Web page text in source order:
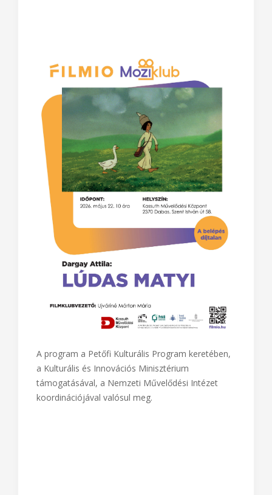
A program a Petőfi Kulturális Program keretében,
a Kulturális és Innovációs Minisztérium
támogatásával, a Nemzeti Művelődési Intézet
koordinációjával valósul meg.